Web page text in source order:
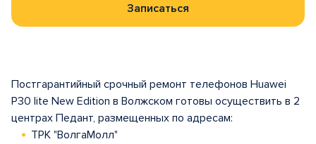
Записаться
Постгарантийный срочный ремонт телефонов Huawei
P30 lite New Edition в Волжском готовы осуществить в 2
центрах Педант, размещенных по адресам:
ТРК "ВолгаМолл"